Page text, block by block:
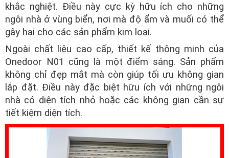
khắc nghiệt. Điều này cực kỳ hữu ích cho những
ngôi nhà ở vùng biển, nơi mà độ ẩm và muối có thể
gây hại cho các sản phẩm kim loại.
Ngoài chất liệu cao cấp, thiết kế thông minh của
Onedoor N01 cũng là một điểm sáng. Sản phẩm
không chỉ đẹp mắt mà còn giúp tối ưu không gian
lắp đặt. Điều này đặc biệt hữu ích với những ngôi
nhà có diện tích nhỏ hoặc các không gian cần sự
tiết kiệm diện tích.